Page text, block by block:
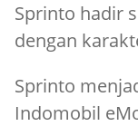
Sprinto hadir
dengan
Sprinto
Indomobil